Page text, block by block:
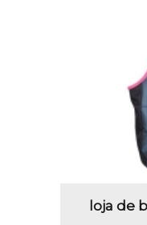
loja de